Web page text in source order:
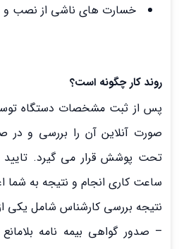
خسارت های ناشی از نصب و
روند کار چگونه است؟
پس از ثبت مشخصات دستگاه
صورت آنلاین آن را بررسی و در
ساعت کاری انجام و نتیجه به شما
نتیجه بررسی کارشناس شامل یکی
– صدور گواهی بیمه نامه